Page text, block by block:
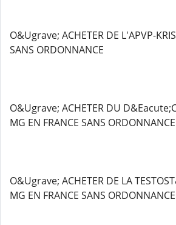
O&Ugrave; ACHETER DE L'APVP-
SANS ORDONNANCE
O&Ugrave; ACHETER DU
MG EN FRANCE SANS ORDONNANCE
O&Ugrave; ACHETER DE LA
MG EN FRANCE SANS ORDONNANCE